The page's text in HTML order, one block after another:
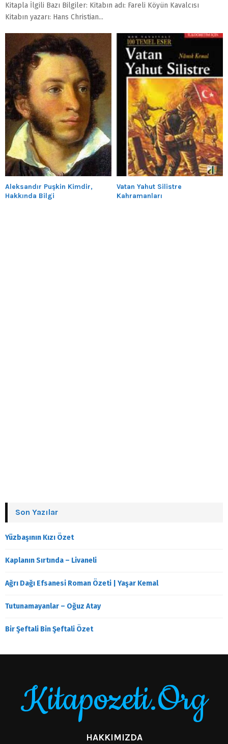
Kitapla İlgili Bazı Bilgiler: Kitabın adı: Fareli Köyün Kavalcısı
Kitabın yazarı: Hans Christian...
Aleksandır Puşkin Kimdir,
Hakkında Bilgi
Vatan Yahut Silistre
Kahramanları
Son Yazılar
Yüzbaşının Kızı Özet
Kaplanın Sırtında – Livaneli
Ağrı Dağı Efsanesi Roman Özeti | Yaşar Kemal
Tutunamayanlar – Oğuz Atay
Bir Şeftali Bin Şeftali Özet
Kitapozeti.Org
HAKKIMIZDA